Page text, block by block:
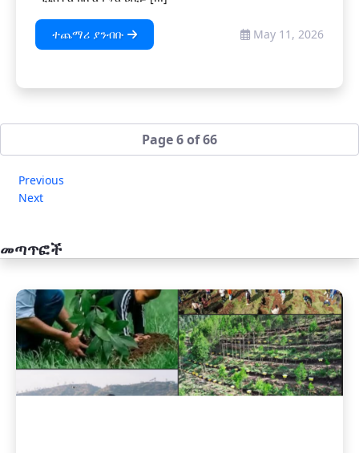
ተጨማሪ ያንብቡ May 11, 2026
Page 6 of 66
Previous
Next
መጣጥፎች
አዲስ